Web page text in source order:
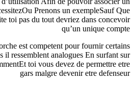
Prenons un exempleSauf Que
toi pas du tout devriez dans concevoir
qu’un unique compte
est competent pour fournir certains
il ressemblent analogues En surfant sur
toi vous devez de permettre etre
gars malgre devenir etre defenseur